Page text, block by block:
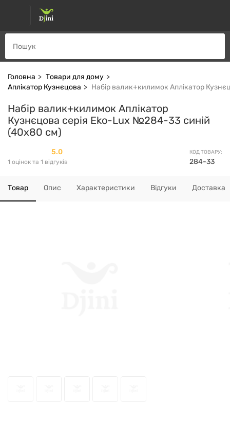
Головна
Товари для дому
Аплікатор Кузнєцова
Набір валик+килимок Аплікатор
Набір валик+килимок Аплікатор
Кузнєцова серія Eko-Lux №284-33 синій
(40х80 см)
КОД ТОВАРУ:
284-33
5.0
1 оцінок та 1 відгуків
Товар Опис Характеристики Відгуки Доставка